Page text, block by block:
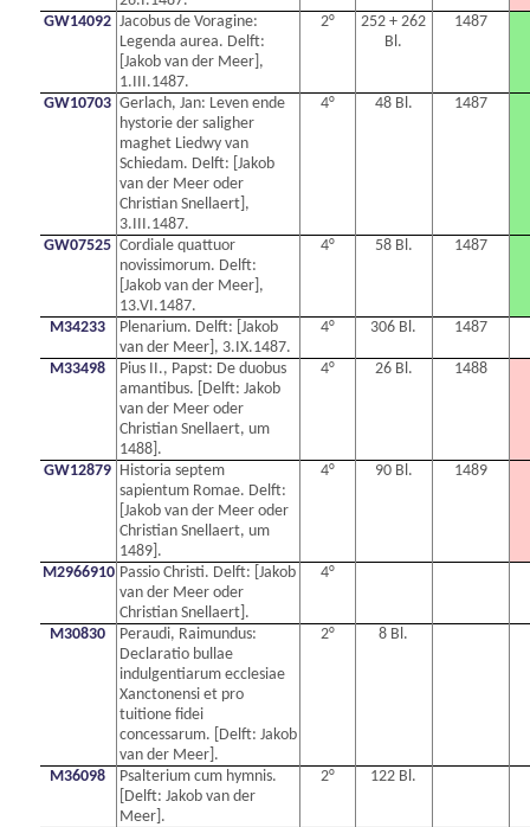
GW14092 Jacobus de Voragine:
Legenda aurea. Delft:
[Jakob van der Meer],
1.III.1487.
2°
252 + 262
Bl.
1487
GW10703 Gerlach, Jan: Leven ende
hystorie der saligher
maghet Liedwy van
Schiedam. Delft: [Jakob
van der Meer oder
Christian Snellaert],
3.III.1487.
4° 48 Bl. 1487
GW07525 Cordiale quattuor
novissimorum. Delft:
[Jakob van der Meer],
13.VI.1487.
4° 58 Bl. 1487
M34233
Plenarium. Delft: [Jakob
van der Meer], 3.IX.1487.
4° 306 Bl. 1487
M33498
Pius II., Papst: De duobus
amantibus. [Delft: Jakob
van der Meer oder
Christian Snellaert, um
1488].
4° 26 Bl. 1488
GW12879 Historia septem
sapientum Romae. Delft:
[Jakob van der Meer oder
Christian Snellaert, um
1489].
4° 90 Bl. 1489
M2966910 Passio Christi. Delft: [Jakob
van der Meer oder
Christian Snellaert].
4°
M30830
Peraudi, Raimundus:
Declaratio bullae
indulgentiarum ecclesiae
Xanctonensi et pro
tuitione fidei
concessarum. [Delft: Jakob
van der Meer].
2° 8 Bl.
M36098
Psalterium cum hymnis.
[Delft: Jakob van der
Meer].
2° 122 Bl.